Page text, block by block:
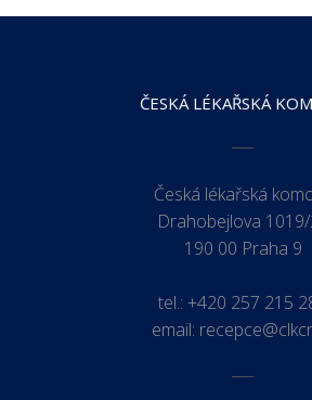
ČESKÁ LÉKAŘSKÁ
Česká lékařská
Drahobejlova
190 00 Praha 9
tel.: +420 257 215
email: